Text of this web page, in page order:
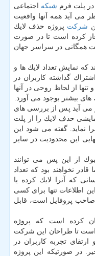
پلت فرم شبكه اجتماعی
می آید همه آنها واقعیت
شركت پروژه حذف لایك
كرده است تا در صورت
همگانی در سراسر جهان
كه نمایش تعداد لایك ها و
گذاشته كاربران در
تنها از لحاظ روحی در آنها
بیشتر بوجود می آورد.
می آید پس از بررسی های
حذف لایك را از پلت
نماید. گفته می شود این
این محدودیت در سایر
از این پس می توانند
نخواهند بود كه تعداد
كه آنرا لایك كرده یا
اطلاعات تنها برای كسی
پروفایل است، قابل
كرده است كه پروژه
است تا طراحان این شركت
ارتقای تجربه كاربران در
در صورتیكه این پروژه